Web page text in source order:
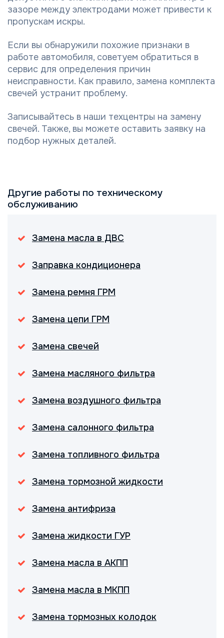
зазоре между электродами может привести к
пропускам искры.
Если вы обнаружили похожие признаки в
работе автомобиля, советуем обратиться в
сервис для определения причин
неисправности. Как правило, замена комплекта
свечей устранит проблему.
Записывайтесь в наши техцентры на замену
свечей. Также, вы можете оставить заявку на
подбор нужных деталей.
Другие работы по техническому
обслуживанию
Замена масла в ДВС
Заправка кондиционера
Замена ремня ГРМ
Замена цепи ГРМ
Замена свечей
Замена масляного фильтра
Замена воздушного фильтра
Замена салонного фильтра
Замена топливного фильтра
Замена тормозной жидкости
Замена антифриза
Замена жидкости ГУР
Замена масла в АКПП
Замена масла в МКПП
Замена тормозных колодок